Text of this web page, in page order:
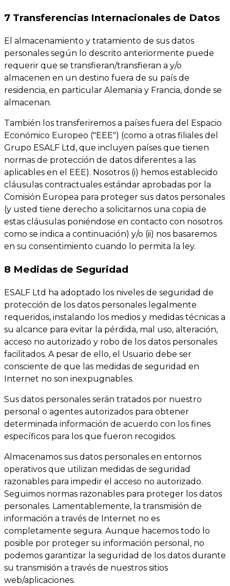
7 Transferencias Internacionales de Datos
El almacenamiento y tratamiento de sus datos
personales según lo descrito anteriormente puede
requerir que se transfieran/transfieran a y/o
almacenen en un destino fuera de su país de
residencia, en particular Alemania y Francia, donde se
almacenan.
También los transferiremos a países fuera del Espacio
Económico Europeo ("EEE") (como a otras filiales del
Grupo ESALF Ltd, que incluyen países que tienen
normas de protección de datos diferentes a las
aplicables en el EEE). Nosotros (i) hemos establecido
cláusulas contractuales estándar aprobadas por la
Comisión Europea para proteger sus datos personales
(y usted tiene derecho a solicitarnos una copia de
estas cláusulas poniéndose en contacto con nosotros
como se indica a continuación) y/o (ii) nos basaremos
en su consentimiento cuando lo permita la ley.
8 Medidas de Seguridad
ESALF Ltd ha adoptado los niveles de seguridad de
protección de los datos personales legalmente
requeridos, instalando los medios y medidas técnicas a
su alcance para evitar la pérdida, mal uso, alteración,
acceso no autorizado y robo de los datos personales
facilitados. A pesar de ello, el Usuario debe ser
consciente de que las medidas de seguridad en
Internet no son inexpugnables.
Sus datos personales serán tratados por nuestro
personal o agentes autorizados para obtener
determinada información de acuerdo con los fines
específicos para los que fueron recogidos.
Almacenamos sus datos personales en entornos
operativos que utilizan medidas de seguridad
razonables para impedir el acceso no autorizado.
Seguimos normas razonables para proteger los datos
personales. Lamentablemente, la transmisión de
información a través de Internet no es
completamente segura. Aunque hacemos todo lo
posible por proteger su información personal, no
podemos garantizar la seguridad de los datos durante
su transmisión a través de nuestros sitios
web/aplicaciones.